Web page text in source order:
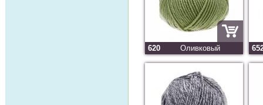
620 Оливковый